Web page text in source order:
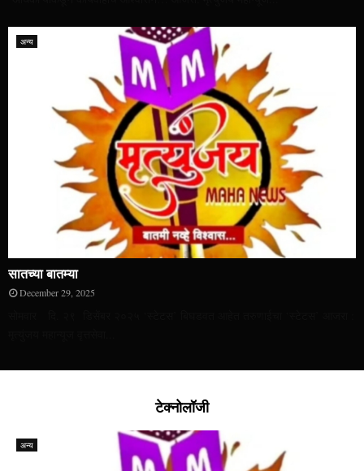
अन्य
सातच्या बातम्या
December 29, 2025
टेक्नोलॉजी
अन्य